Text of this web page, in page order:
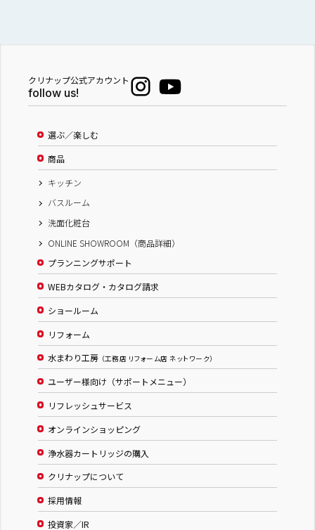
クリナップ公式アカウント
follow us!
選ぶ／楽しむ
商品
キッチン
バスルーム
洗面化粧台
ONLINE SHOWROOM（商品詳細）
プランニングサポート
WEBカタログ・カタログ請求
ショールーム
リフォーム
水まわり工房 （工務店 リフォーム店 ネットワーク）
ユーザー様向け（サポートメニュー）
リフレッシュサービス
オンラインショッピング
浄水器カートリッジの購入
クリナップについて
採用情報
投資家／IR